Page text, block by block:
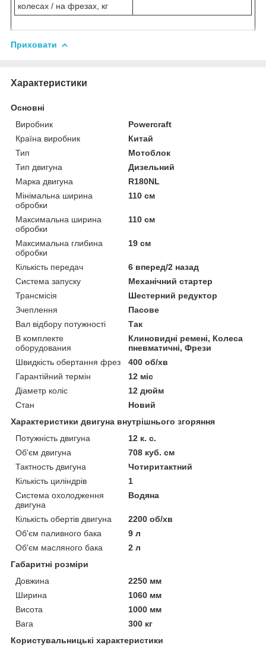
колесах / на фрезах, кг
Приховати
Характеристики
Основні
Виробник
Powercraft
Країна виробник
Китай
Тип
Мотоблок
Тип двигуна
Дизельний
Марка двигуна
R180NL
Мінімальна ширина
обробки
110 см
Максимальна ширина
обробки
110 см
Максимальна глибина
обробки
19 см
Кількість передач
6 вперед/2 назад
Система запуску
Механічний стартер
Трансмісія
Шестерний редуктор
Зчеплення
Пасове
Вал відбору потужності
Так
В комплекте
оборудования
Клиновидні ремені, Колеса
пневматичні, Фрези
Швидкість обертання фрез
400 об/хв
Гарантійний термін
12 міс
Діаметр коліс
12 дюйм
Стан
Новий
Характеристики двигуна внутрішнього згоряння
Потужність двигуна
12 к. с.
Об'єм двигуна
708 куб. см
Тактность двигуна
Чотиритактний
Кількість циліндрів
1
Система охолодження
двигуна
Водяна
Кількість обертів двигуна
2200 об/хв
Об'єм паливного бака
9 л
Об'єм масляного бака
2 л
Габаритні розміри
Довжина
2250 мм
Ширина
1060 мм
Висота
1000 мм
Вага
300 кг
Користувальницькі характеристики